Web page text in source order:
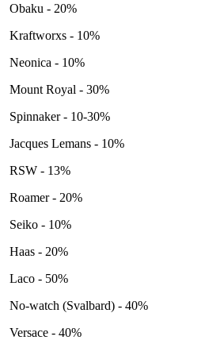
Obaku - 20%
Kraftworxs - 10%
Neonica - 10%
Mount Royal - 30%
Spinnaker - 10-30%
Jacques Lemans - 10%
RSW - 13%
Roamer - 20%
Seiko - 10%
Haas - 20%
Laco - 50%
No-watch (Svalbard) - 40%
Versace - 40%